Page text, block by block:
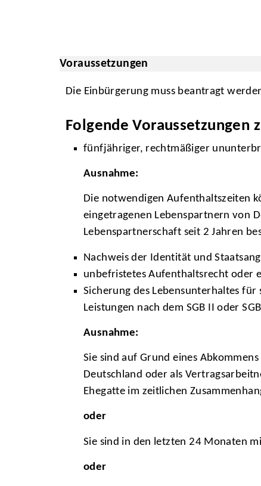
Voraussetzungen
Die Einbürgerung muss beantragt
Folgende Voraussetzungen
fünfjähriger, rechtmäßiger
Ausnahme:
Die notwendigen Aufenthaltszeiten
eingetragenen Lebenspartnern von
Lebenspartnerschaft seit 2 Jahren
Nachweis der Identität und
unbefristetes Aufenthaltsrecht oder
Sicherung des Lebensunterhaltes
Leistungen nach dem SGB II oder SGB
Ausnahme:
Sie sind auf Grund eines
Deutschland oder als
Ehegatte im zeitlichen
oder
Sie sind in den letzten 24 Monaten
oder